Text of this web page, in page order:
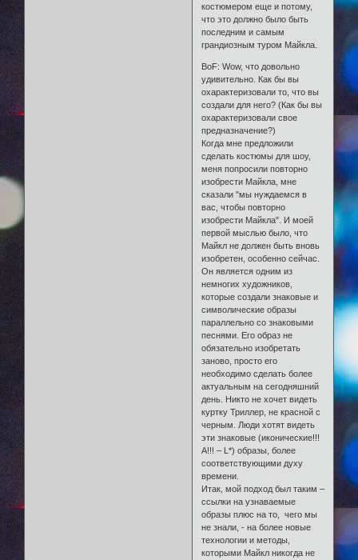
костюмером еще и потому,
что это должно было быть
последним и самым
грандиозным туром Майкла.
BoF: Wow, что довольно
удивительно. Как бы вы
охарактеризовали то, что вы
создали для него? (Как бы вы
охарактеризовали свое
предназначение?)
Когда мне предложили
сделать костюмы для шоу,
меня попросили повторно
изобрести Майкла, мне
сказали "мы нуждаемся в
вас, чтобы повторно
изобрести Майкла". И моей
первой мыслью было, что
Майкл не должен быть вновь
изобретен, особенно сейчас.
Он является одним из
немногих художников,
которые создали знаковые и
символические образы
параллельно со знаковыми
песнями. Его образ не
обязательно изобретать
заново, просто его
необходимо сделать более
актуальным на сегодняшний
день. Никто не хочет видеть
куртку Триллер, не красной с
черным. Люди хотят видеть
эти знаковые (иконические!!!
А!!! – L*) образы, более
соответствующими духу
времени.
Итак, мой подход был таким –
ссылки на узнаваемые
образы плюс на то, чего мы
не знали, - на более новые
технологии и методы,
которыми Майкл никогда не